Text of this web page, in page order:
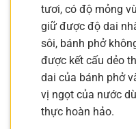
tươi, có độ mỏng
giữ được độ dai
sôi, bánh phở
được kết cấu dẻo
dai của bánh phở
vị ngọt của nước
thực hoàn hảo.